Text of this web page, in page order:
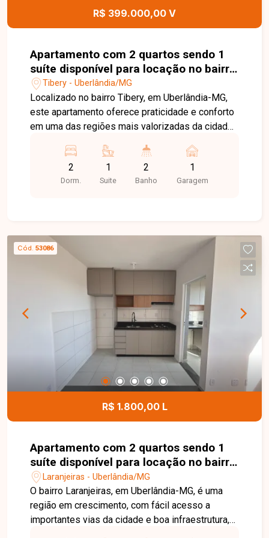
esta excelente oportunidade.
R$ 399.000,00 V
Apartamento com 2 quartos sendo 1
suíte disponível para locação no bairro
Tibery em Uberlândia-MG
Tibery - Uberlândia/MG
Localizado no bairro Tibery, em Uberlândia-MG,
este apartamento oferece praticidade e conforto
em uma das regiões mais valorizadas da cidade.
avenidas, ampla variedade de comércios,
supermercados, farmácias, restaurantes, além de
estar próximo a instituições de ensino e diversos
vista livre, 2 quartos, sendo 1 suíte, banheiros
com armário, espelho e box em blindex, cozinha
em estilo americana revestida com armários
planejados e balcão para refeições, área de
serviço integrada e 1 vaga de garagem. Não
perca a oportunidade de morar em um imóvel que
reúne conforto, funcionalidade e excelente
localização. Entre em contato com a Delta
Imóveis e agende sua visita para conhecer este
apartamento!
2
Dorm.
1
Suite
2
Banho
1
Garagem
Cód. 53086
R$ 1.800,00 L
Apartamento com 2 quartos sendo 1
suíte disponível para locação no bairro
Laranjeiras em Uberlândia-MG
Laranjeiras - Uberlândia/MG
O bairro Laranjeiras, em Uberlândia-MG, é uma
região em crescimento, com fácil acesso a
importantes vias da cidade e boa infraestrutura,